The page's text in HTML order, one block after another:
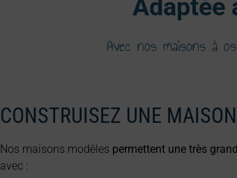
Adaptée
Avec nos maisons à
CONSTRUISEZ UNE
Nos maisons modèles permettent une très
avec :